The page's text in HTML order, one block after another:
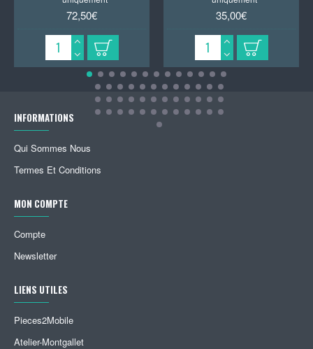
72,50€ 35,00€
INFORMATIONS
Qui Sommes Nous
Termes Et Conditions
MON COMPTE
Compte
Newsletter
LIENS UTILES
Pieces2Mobile
Atelier-Montgallet